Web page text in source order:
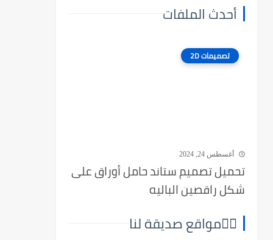
أحدث الملفات
تصميمات 2D
أغسطس 24, 2024
تحميل تصميم ستاند حامل أوراق على
شكل راقصين الباليه
⛓️‍💥مواقع صديقة لنا